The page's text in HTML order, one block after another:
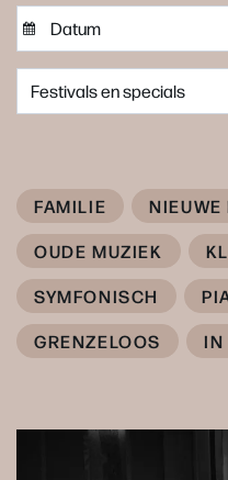
Festivals en specials
FAMILIE
NIEUWE
OUDE MUZIEK
SYMFONISCH
GRENZELOOS
IN